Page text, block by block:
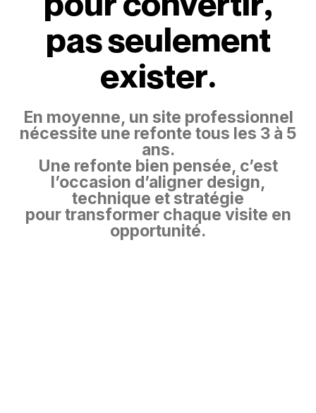
passeulement
exister.
En moyenne, un site professionnel
nécessite une refonte tous les 3 à 5
ans.
Une refonte bien pensée, c’est
l’occasion d’aligner design,
technique et stratégie
pour transformer chaque visite en
opportunité.